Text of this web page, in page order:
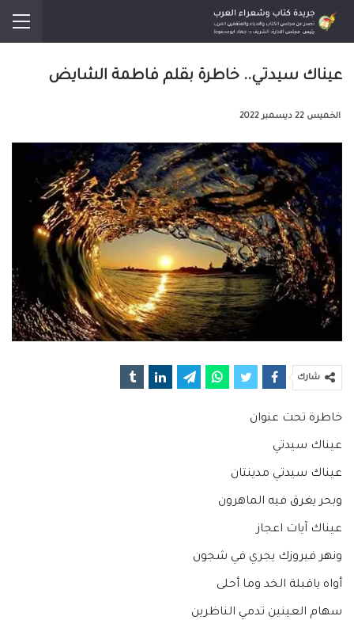
عيناك سيدتي.. خاطرة بقلم فاطمة الشايض
الخميس 22 ديسمبر 2022
شارك
خاطرة تحت عنوان
عيناك سيدتي
عيناك سيدتي مدينتان
وبحر يغرق فيه الماهرون
عيناك آيات اعجاز
ونهر فيروزك يجري في شجون
أواه ياقبلة الخد وما أحلى
سهام العينين تدمي الناظرين